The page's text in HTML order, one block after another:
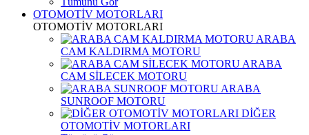
OTOMOTİV MOTORLARI
OTOMOTİV MOTORLARI
ARABA
CAM KALDIRMA MOTORU
ARABA
CAM SİLECEK MOTORU
ARABA
SUNROOF MOTORU
DİĞER
OTOMOTİV MOTORLARI